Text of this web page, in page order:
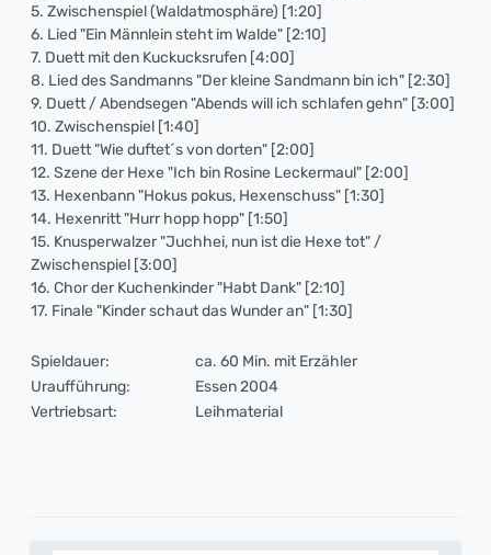
5. Zwischenspiel (Waldatmosphäre) [1:20]
6. Lied "Ein Männlein steht im Walde" [2:10]
7. Duett mit den Kuckucksrufen [4:00]
8. Lied des Sandmanns "Der kleine Sandmann bin ich" [2:30]
9. Duett / Abendsegen "Abends will ich schlafen gehn" [3:00]
10. Zwischenspiel [1:40]
11. Duett "Wie duftet´s von dorten" [2:00]
12. Szene der Hexe "Ich bin Rosine Leckermaul" [2:00]
13. Hexenbann "Hokus pokus, Hexenschuss" [1:30]
14. Hexenritt "Hurr hopp hopp" [1:50]
15. Knusperwalzer "Juchhei, nun ist die Hexe tot" /
Zwischenspiel [3:00]
16. Chor der Kuchenkinder "Habt Dank" [2:10]
17. Finale "Kinder schaut das Wunder an" [1:30]
Spieldauer:
ca. 60 Min. mit Erzähler
Uraufführung:
Essen 2004
Vertriebsart:
Leihmaterial